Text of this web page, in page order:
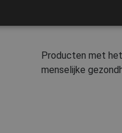
Producten met
menselijke